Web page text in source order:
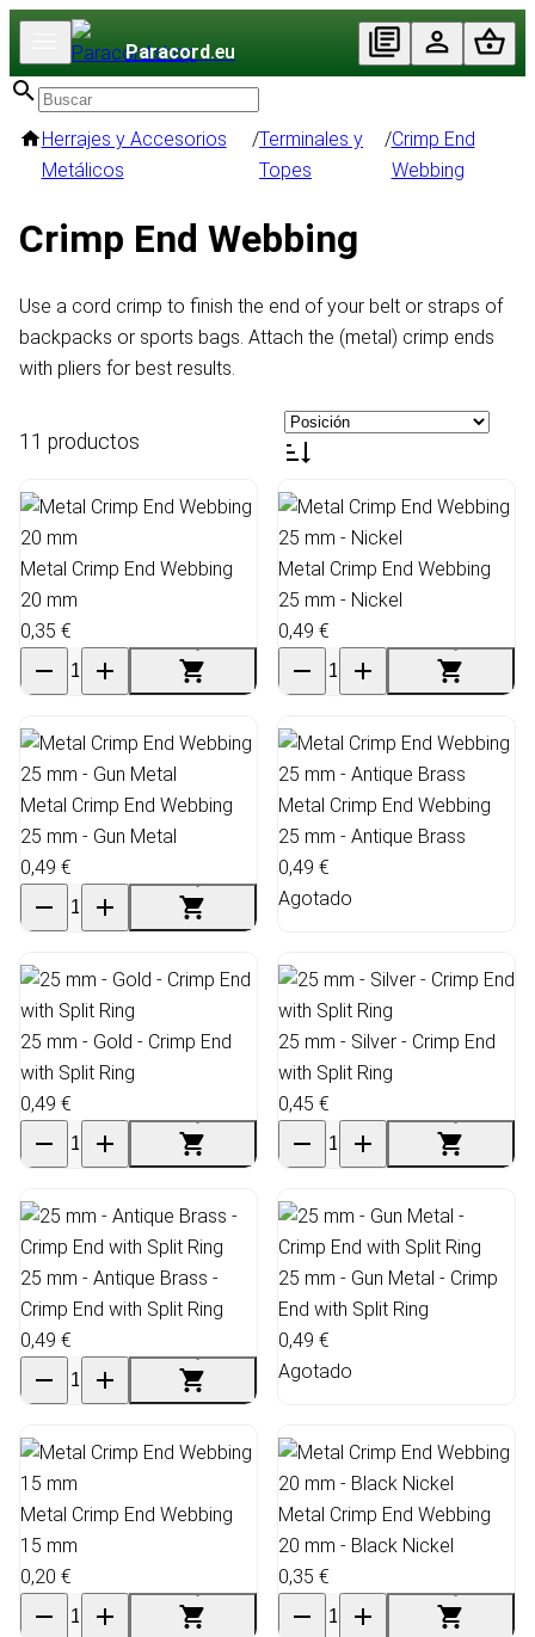
Paracord.eu
Herrajes y Accesorios
Metálicos
/Terminales y
Topes
/Crimp End
Webbing
Crimp End Webbing
Use a cord crimp to finish the end of your belt or straps of
backpacks or sports bags. Attach the (metal) crimp ends
with pliers for best results.
11 productos
Metal Crimp End Webbing
20 mm
0,35 €
Metal Crimp End Webbing
25 mm - Nickel
0,49 €
Metal Crimp End Webbing
25 mm - Gun Metal
0,49 €
Metal Crimp End Webbing
25 mm - Antique Brass
0,49 €
Agotado
25 mm - Gold - Crimp End
with Split Ring
0,49 €
25 mm - Silver - Crimp End
with Split Ring
0,45 €
25 mm - Antique Brass -
Crimp End with Split Ring
0,49 €
25 mm - Gun Metal - Crimp
End with Split Ring
0,49 €
Agotado
Metal Crimp End Webbing
15 mm
0,20 €
Metal Crimp End Webbing
20 mm - Black Nickel
0,35 €